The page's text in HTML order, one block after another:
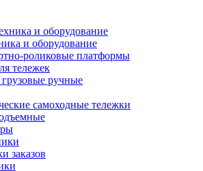
и оборудование
роликовые платформы
тележек
ручные
самоходные тележки
заказов